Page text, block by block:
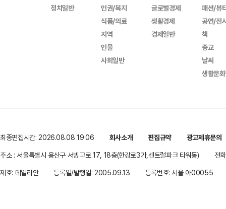
정치일반
인권/복지
식품/의료
지역
인물
사회일반
글로벌경제
생활경제
경제일반
패션/뷰
공연/전
책
종교
날씨
생활문
최종편집시간: 2026.08.08 19:06 회사소개 편집규약
광고제휴문의
주소 : 서울특별시 용산구 서빙고로 17, 18층(한강로3가,센트럴파크 타워동)
전
제호: 데일리안
등록일/발행일: 2005.09.13 등록번호: 서울 아00055